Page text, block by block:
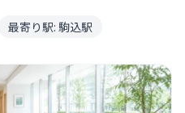
最寄り駅: 駒込駅